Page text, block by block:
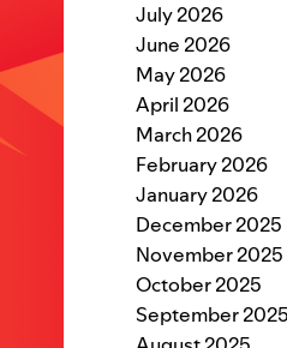
July 2026
June 2026
May 2026
April 2026
March 2026
February 2026
January 2026
December 2025
November 2025
October 2025
September 2025